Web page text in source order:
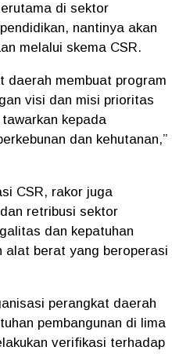
di sektor
nantinya akan
melalui skema CSR.
daerah membuat program
visi dan misi prioritas
kepada
dan kehutanan,”
CSR, rakor juga
retribusi sektor
dan kepatuhan
alat berat yang beroperasi
perangkat daerah
pembangunan di lima
verifikasi terhadap